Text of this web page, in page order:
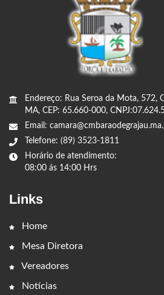
Endereço: Rua Seroa da Mota, 572,
MA, CEP: 65.660-000,
Email:
Telefone: (89) 3523-1811
Horário de atendimento:
08:00 ás 14:00 Hrs
Links
Home
Mesa Diretora
Vereadores
Notícias